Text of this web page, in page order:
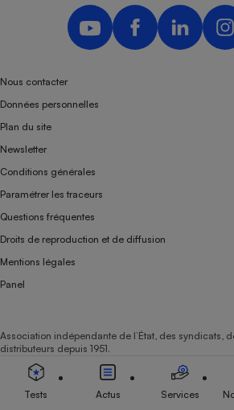
Nous contacter
Données personnelles
Plan du site
Newsletter
Conditions générales
Paramétrer les traceurs
Questions fréquentes
Droits de reproduction et de diffusion
Mentions légales
Panel
Association indépendante de l’État, des syndicats,
distributeurs depuis 1951.
Tests Actus Services